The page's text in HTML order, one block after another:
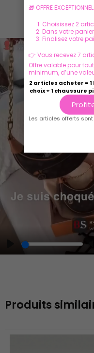
Play
Play
Produits
🎁 OFFRE
Choisissez 2
Dans votre
Finalisez votre
👉 Vous recevez 7
Offre valable pour
minimum, d’une
2 articles acheter =
choix + 1 chaussure
Les articles offerts